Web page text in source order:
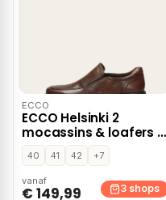
ECCO
ECCO Helsinki 2
mocassins & loafers –
Cognac
40 41 42 +7
vanaf
€ 149,99 3 shops